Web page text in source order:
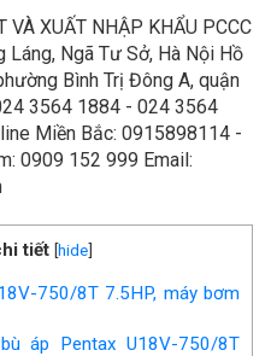
VÀ XUẤT NHẬP KHẨU PCCC
Ngã Tư Sở, Hà Nội Hồ
Bình Trị Đông A, quận
3564 1884 - 024 3564
Miền Bắc: 0915898114 -
0909 152 999 Email:
tiết [hide]
750/8T 7.5HP, máy bơm
áp Pentax U18V-750/8T